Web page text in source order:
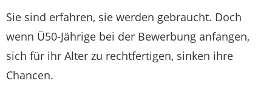
Sie sind erfahren, sie werden gebraucht. Doch
wenn Ü50-Jährige bei der Bewerbung anfangen,
sich für ihr Alter zu rechtfertigen, sinken ihre
Chancen.